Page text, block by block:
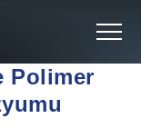
Polimer